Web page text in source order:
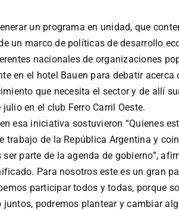
un programa en unidad, que
un marco de políticas de desarrollo
nacionales de organizaciones
en el hotel Bauen para debatir
que necesita el sector y de allí
julio en el club Ferro Carril Oeste.
esa iniciativa sostuvieron “Quienes
trabajo de la República Argentina y
parte de la agenda de gobierno”,
Para nosotros este es un gran
participar todos y todas, porque
podremos plantear y cambiar